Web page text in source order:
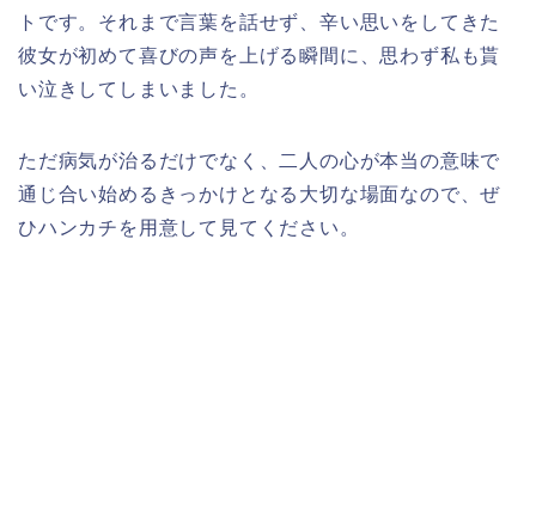
トです。それまで言葉を話せず、辛い思いをしてきた
彼女が初めて喜びの声を上げる瞬間に、思わず私も貰
い泣きしてしまいました。
ただ病気が治るだけでなく、二人の心が本当の意味で
通じ合い始めるきっかけとなる大切な場面なので、ぜ
ひハンカチを用意して見てください。